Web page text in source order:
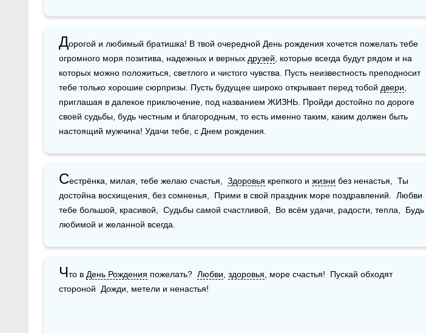
Дорогой и любимый братишка! В твой очередной День рождения хочется пожелать тебе
огромного моря позитива, надежных и верных друзей , которые всегда будут рядом и на
которых можно положиться, светлого и чистого чувства. Пусть неизвестность преподносит
тебе только хорошие сюрпризы. Пусть будущее широко открывает перед тобой двери
приглашая в далекое приключение, под названием ЖИЗНЬ. Пройди достойно по дороге
своей судьбы, будь честным и благородным, то есть именно таким, каким должен быть
настоящий мужчина! Удачи тебе, с Днем рождения.
Сестрёнка, милая, тебе желаю счастья, Здоровья крепкого и жизни без ненастья,  Ты
достойна восхищения, без сомненья,  Прими в свой праздник море поздравлений.  Любви
тебе большой, красивой,  Судьбы самой счастливой,  Во всём удачи, радости, тепла,  Будь
любимой и желанной всегда.
Что в День Рождения пожелать? Любви здоровья , море счастья!  Пускай обходят
стороной  Дожди, метели и ненастья!